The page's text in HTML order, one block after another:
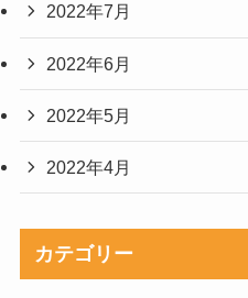
2022年7月
2022年6月
2022年5月
2022年4月
カテゴリー